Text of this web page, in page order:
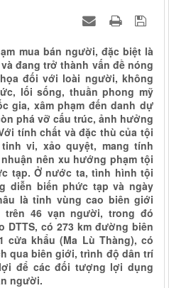
mua bán người, đặc biệt là
đang trở thành vấn đề nóng
đối với loài người, không
lối sống, thuần phong mỹ
gia, xâm phạm đến danh dự
phá vỡ cấu trúc, ảnh hưởng
tính chất và đặc thù của tội
vi, xảo quyệt, mang tính
nên xu hướng phạm tội
tạp. Ở nước ta, tình hình tội
diễn biến phức tạp và ngày
là tỉnh vùng cao biên giới
46 vạn người, trong đó
DTTS, có 273 km đường biên
cửa khẩu (Ma Lù Thàng), có
qua biên giới, trình độ dân trí
để các đối tượng lợi dụng
người.